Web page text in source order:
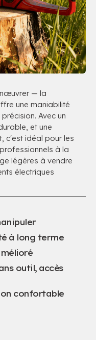
— la
une maniabilité
Avec un
et une
c'est idéal pour les
à la
légères à vendre
électriques
à long terme
outil, accès
confortable